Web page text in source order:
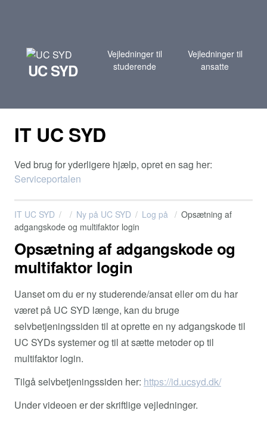
UC SYD
Vejledninger til
studerende
Vejledninger til
ansatte
IT UC SYD
Ved brug for yderligere hjælp, opret en sag her:
Serviceportalen
IT UC SYD Ny på UC SYD Log på
Opsætning af
adgangskode og multifaktor login
Opsætning af adgangskode og
multifaktor login
Uanset om du er ny studerende/ansat eller om du har
været på UC SYD længe, kan du bruge
selvbetjeningssiden til at oprette en ny adgangskode til
UC SYDs systemer og til at sætte metoder op til
multifaktor login.
Tilgå selvbetjeningssiden her: https://id.ucsyd.dk/
Under videoen er der skriftlige vejledninger.